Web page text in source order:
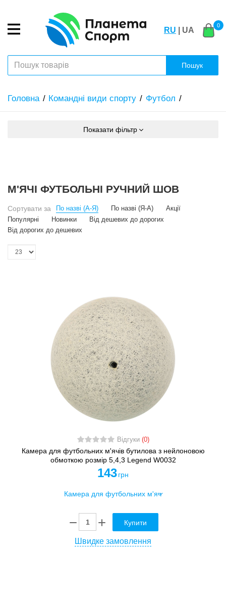
RU | UA
0
Пошук
Головна Командні види спорту Футбол
Показати фільтр
М'ЯЧІ ФУТБОЛЬНІ РУЧНИЙ ШОВ
Сортувати за По назві (А-Я) По назві (Я-А)
Акції
Популярні
Новинки
Від дешевих до дорогих
Від дорогих до дешевих
Відгуки (0)
Камера для футбольних м'ячів бутилова з нейлоновою
обмоткою розмір 5,4,3 Legend W0032
143 грн
Купити
Швидке замовлення